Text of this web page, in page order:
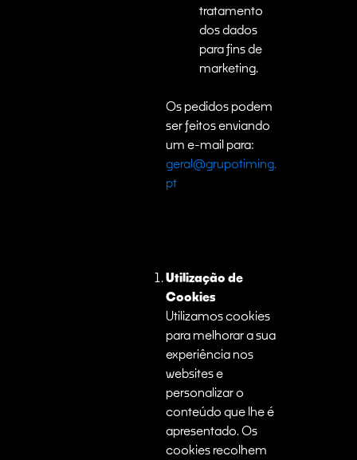
tratamento
dos dados
para fins de
marketing.
Os pedidos podem
ser feitos enviando
um e-mail para:
geral@grupotiming.
pt
Utilização de
Cookies
Utilizamos cookies
para melhorar a sua
experiência nos
websites e
personalizar o
conteúdo que lhe é
apresentado. Os
cookies recolhem